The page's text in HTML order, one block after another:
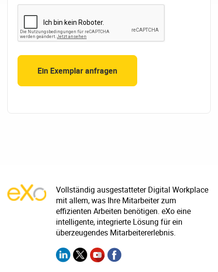
Vollständig ausgestatteter Digital Workplace
mit allem, was Ihre Mitarbeiter zum
effizienten Arbeiten benötigen. eXo eine
intelligente, integrierte Lösung für ein
überzeugendes Mitarbeitererlebnis.